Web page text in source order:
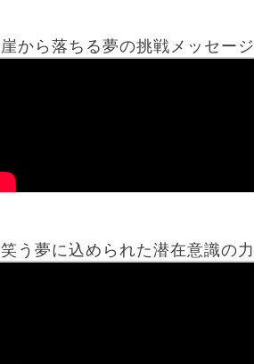
崖から落ちる夢の挑戦メッセージ
笑う夢に込められた潜在意識の力